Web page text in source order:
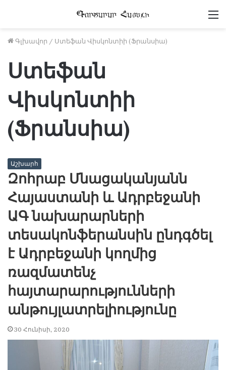
Գլխավոր / Ստեֆան Վիսկոնտիի (Ֆրանսիա)
Ստեֆան
Վիսկոնտիի
(Ֆրանսիա)
Աշխարհ
Զոհրաբ Մնացականյանն
Հայաստանի և Ադրբեջանի
ԱԳ նախարարների
տեսակոնֆերանսին ընդգծել
է Ադրբեջանի կողմից
ռազմատենչ
հայտարարությունների
անթույլատրելիությունը
30 Հունիսի, 2020